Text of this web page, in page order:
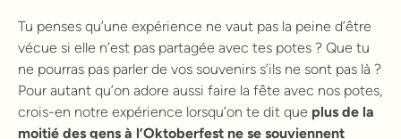
Tu penses qu’une expérience ne vaut pas la peine d’être
vécue si elle n’est pas partagée avec tes potes ? Que tu
ne pourras pas parler de vos souvenirs s’ils ne sont pas là ?
Pour autant qu’on adore aussi faire la fête avec nos potes,
crois-en notre expérience lorsqu’on te dit que plus de la
moitié des gens à l’Oktoberfest ne se souviennent